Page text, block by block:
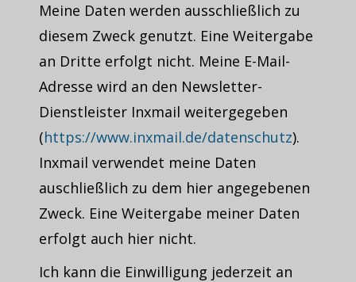
Meine Daten werden ausschließlich zu
diesem Zweck genutzt. Eine Weitergabe
an Dritte erfolgt nicht. Meine E-Mail-
Adresse wird an den Newsletter-
Dienstleister Inxmail weitergegeben
(https://www.inxmail.de/datenschutz).
Inxmail verwendet meine Daten
auschließlich zu dem hier angegebenen
Zweck. Eine Weitergabe meiner Daten
erfolgt auch hier nicht.
Ich kann die Einwilligung jederzeit an